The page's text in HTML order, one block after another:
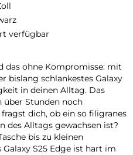
verfügbar
das ohne Kompromisse: mit
bislang schlankestes Galaxy
in deinen Alltag. Das
über Stunden noch
dich, ob ein so filigranes
des Alltags gewachsen ist?
bis zu kleinen
S25 Edge ist hart im